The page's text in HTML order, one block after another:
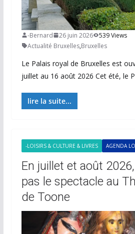
-Bernard 26 juin 2026
539 Views
Actualité Bruxelles,Bruxelles
Le Palais royal de Bruxelles est
juillet au 16 août 2026 Cet été, le
lire la suite...
-LOISIRS & CULTURE & LIVRES AGENDA
En juillet et août
pas le spectacle au
de Toone